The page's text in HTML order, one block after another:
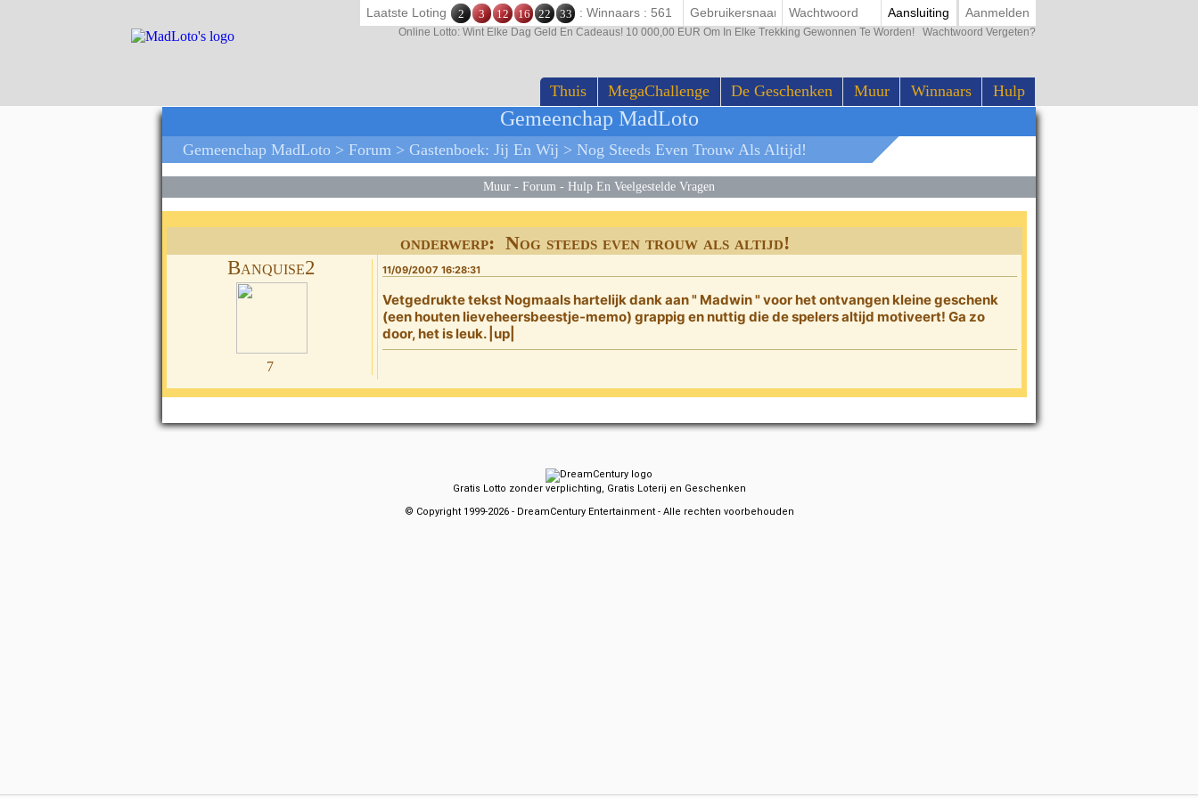
Thuis MegaChallenge De Geschenken Muur Winnaars Hulp
Laatste Loting 2 3 12 16 22 33 : Winnaars : 561 Aansluiting Aanmelden
Online Lotto: Wint Elke Dag Geld En Cadeaus! 10 000,00 EUR Om In Elke Trekking Gewonnen Te Worden! Wachtwoord Vergeten?
Gemeenchap MadLoto
Gemeenchap MadLoto > Forum > Gastenboek: Jij En Wij > Nog Steeds Even Trouw Als Altijd!
Muur - Forum - Hulp En Veelgestelde Vragen
onderwerp: Nog steeds even trouw als altijd!
Banquise2
7
11/09/2007 16:28:31
Vetgedrukte tekst Nogmaals hartelijk dank aan " Madwin " voor het ontvangen kleine geschenk
(een houten lieveheersbeestje-memo) grappig en nuttig die de spelers altijd motiveert! Ga zo
door, het is leuk. |up|
Gratis Lotto zonder verplichting, Gratis Loterij en Geschenken
© Copyright 1999-2026 - DreamCentury Entertainment - Alle rechten voorbehouden